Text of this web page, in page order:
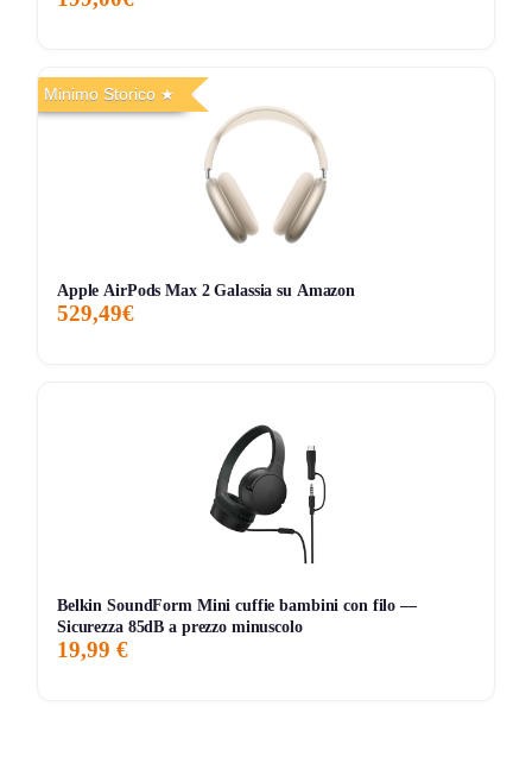
7G 30G 90G
Minimo Storico
Apple AirPods Max 2 Galassia su Amazon
529,49€
Belkin SoundForm Mini cuffie bambini con filo —
Sicurezza 85dB a prezzo minuscolo
19,99 €